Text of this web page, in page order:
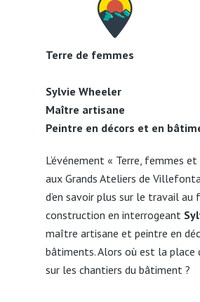
Terre de femmes
Sylvie Wheeler
Maître artisane
Peintre en décors et en
L’événement « Terre, femmes
aux Grands Ateliers de
d’en savoir plus sur le travail au
construction en interrogeant
maître artisane et peintre en
bâtiments. Alors où est la place
sur les chantiers du bâtiment ?